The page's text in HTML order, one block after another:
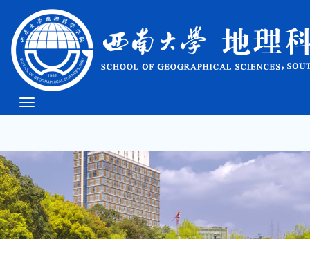
必威(bw·西汉姆联)中文
官方网站-West Ham